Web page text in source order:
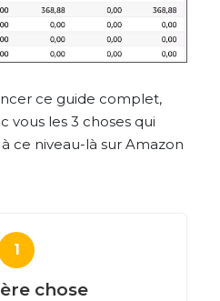
ce guide complet,
vous les 3 choses qui
ce niveau-là sur Amazon
chose